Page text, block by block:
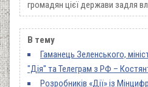
громадян цієї держави задля
В тему
Гаманець Зеленського,
"Дія" та Телеграм з РФ –
Розробників «Дії» із